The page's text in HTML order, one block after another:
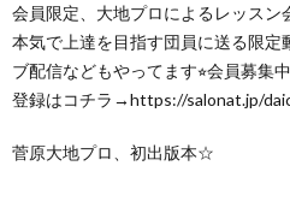
会員限定、大地プロによるレッスン
本気で上達を目指す団員に送る限定
ブ配信などもやってます⭐︎会員募集中
登録はコチラ→https://salonat.jp/
菅原大地プロ、初出版本☆